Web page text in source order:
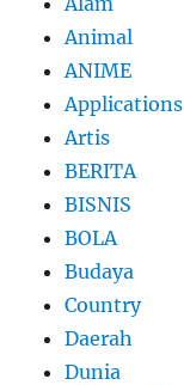
Animal
ANIME
Applications
Artis
BERITA
BISNIS
BOLA
Budaya
Country
Daerah
Dunia